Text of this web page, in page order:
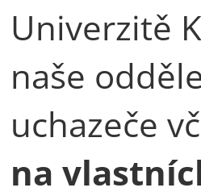
Univerzitě
naše
uchazeče
na